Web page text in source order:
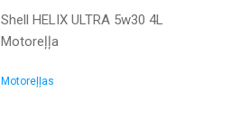
Shell HELIX ULTRA 5w30 4L
Motoreļļa
Motoreļļas